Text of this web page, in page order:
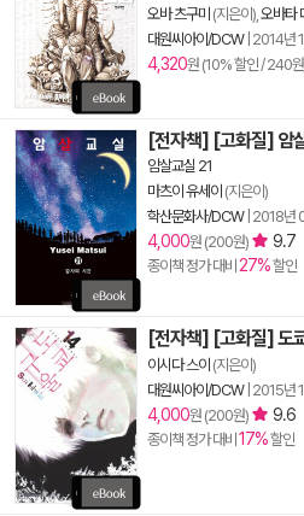
오바 츠구미 (지은이), 오바타
대원씨아이/DCW| 2014년
4,320원 (10% 할인 / 240
[전자책] [고화질] 암
암살교실 21
마츠이 유세이 (지은이)
학산문화사/DCW| 2018년
4,000원 (200원) 9.7
종이책 정가 대비 27%할인
[전자책] [고화질] 도
이시다 스이 (지은이)
대원씨아이/DCW| 2015년
4,000원 (200원) 9.6
종이책 정가 대비 17%할인